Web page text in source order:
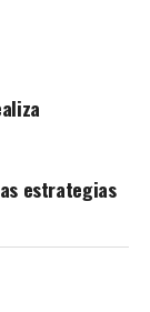
estrategias